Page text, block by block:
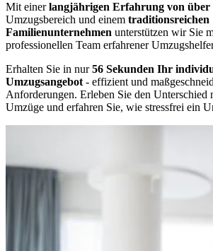
Mit einerlangjährigen Erfahrung von über
Umzugsbereich und einem traditionsreichen
Familienunternehmen unterstützen wir Sie
professionellen Team erfahrener
Erhalten Sie in nur56 Sekunden Ihr
Umzugsangebot - effizient und
Anforderungen. Erleben Sie den Unterschied
Umzüge und erfahren Sie, wie stressfrei ein